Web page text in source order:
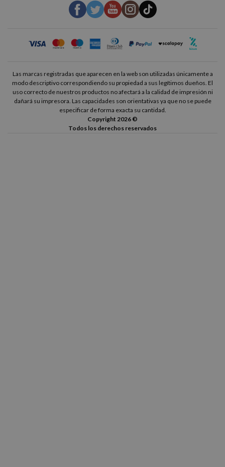
Las marcas registradas que aparecen en la web son utilizadas únicamente a
modo descriptivo correspondiendo su propiedad a sus legítimos dueños. El
uso correcto de nuestros productos no afectará a la calidad de impresión ni
dañará su impresora. Las capacidades son orientativas ya que no se puede
especificar de forma exacta su cantidad.
Copyright 2026 ©
Todos los derechos reservados